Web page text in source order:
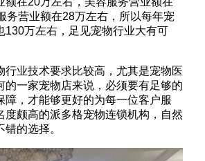
务营业额在28万左右，所以每年宠
130万左右，足见宠物行业大有可
业技术要求比较高，尤其是宠物医
的一家宠物店来说，必须要有足够的
障，才能够更好的为每一位客户服
度颇高的派多格宠物连锁机构，自然
的选择。